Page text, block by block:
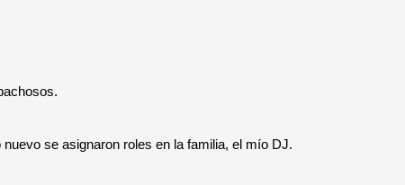
nuevo se asignaron roles en la familia, el mío DJ.